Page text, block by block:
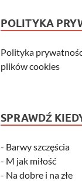
POLITYKA
Polityka
plików cookies
SPRAWDŹ
- Barwy szczęścia
- M jak miłość
- Na dobre i na złe